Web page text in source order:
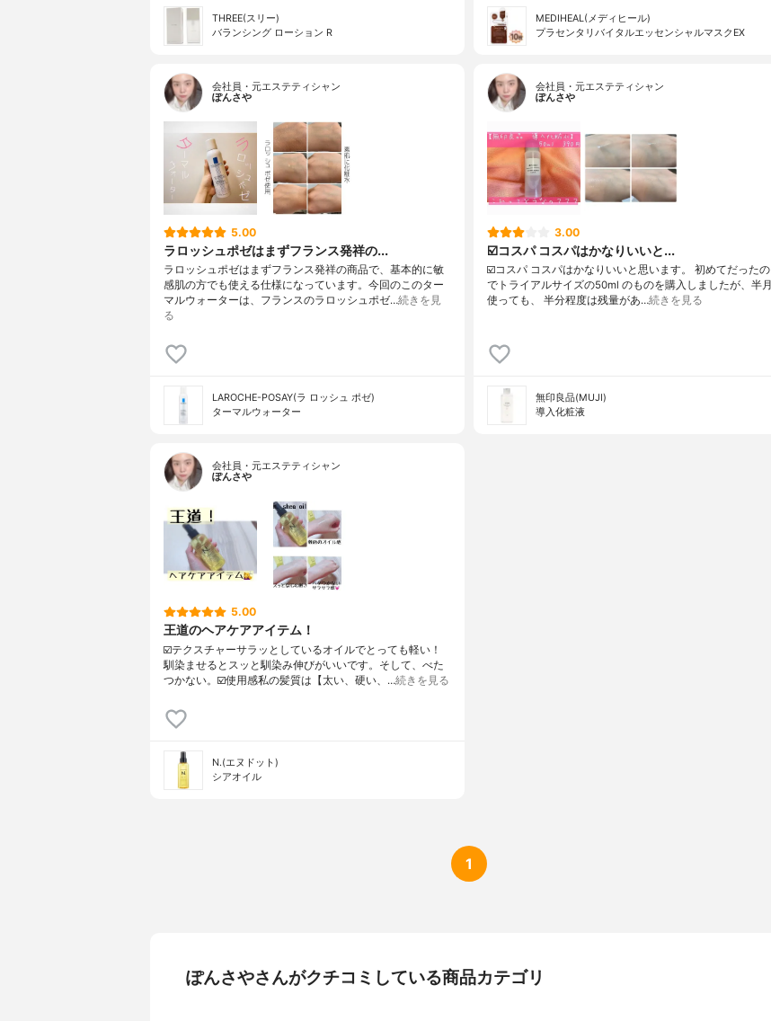
THREE(スリー)
バランシング ローション R
MEDIHEAL(メディヒール)
プラセンタリバイタルエッセンシャルマスクEX
会社員・元エステティシャン
ぽんさや
5.00
ラロッシュポゼはまずフランス発祥の...
ラロッシュポゼはまずフランス発祥の商品で、基本的に敏
感肌の方でも使える仕様になっています。今回のこのター
マルウォーターは、フランスのラロッシュポゼ…続きを見
る
LAROCHE-POSAY(ラ ロッシュ ポゼ)
ターマルウォーター
会社員・元エステティシャン
ぽんさや
3.00
☑️コスパ コスパはかなりいいと...
☑️コスパ コスパはかなりいいと思います。 初めてだったの
でトライアルサイズの50ml のものを購入しましたが、半月
使っても、 半分程度は残量があ…続きを見る
無印良品(MUJI)
導入化粧液
会社員・元エステティシャン
ぽんさや
5.00
王道のヘアケアアイテム！
☑️テクスチャーサラッとしているオイルでとっても軽い！
馴染ませるとスッと馴染み伸びがいいです。そして、べた
つかない。☑️使用感私の髪質は【太い、硬い、…続きを見る
N.(エヌドット)
シアオイル
1
ぽんさやさんがクチコミしている商品カテゴリ